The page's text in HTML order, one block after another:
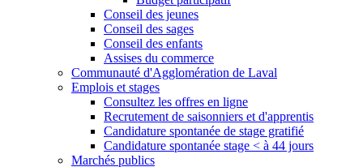
Conseil des jeunes
Conseil des sages
Conseil des enfants
Assises du commerce
Communauté d'Agglomération de Laval
Emplois et stages
Consultez les offres en ligne
Recrutement de saisonniers et d'apprentis
Candidature spontanée de stage gratifié
Candidature spontanée stage < à 44 jours
Marchés publics